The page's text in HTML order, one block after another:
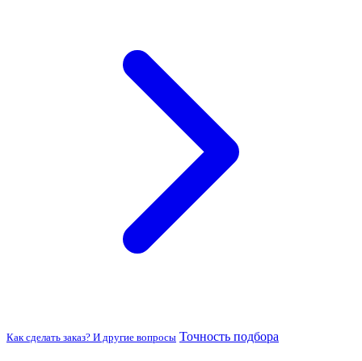
Как сделать заказ? И другие вопросы Точность подбора